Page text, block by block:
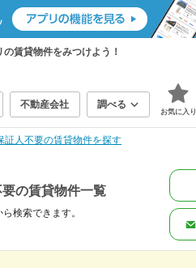
賃貸物件をみつけよう！
不動産会社 調べる
お気に入り
証人不要の賃貸物件を探す
の賃貸物件一覧
検索できます。